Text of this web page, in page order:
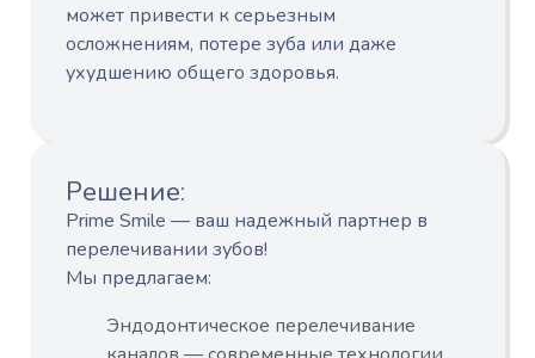
может привести к серьезным
осложнениям, потере зуба или даже
ухудшению общего здоровья.
Решение:
Prime Smile — ваш надежный партнер в
перелечивании зубов!
Мы предлагаем:
Эндодонтическое перелечивание